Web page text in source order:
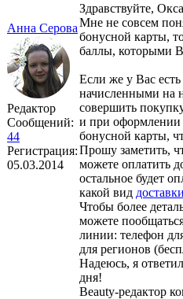
Анна Серова
Редактор
Сообщений:
44
Регистрация:
05.03.2014
Здравствуйте,
Мне не совсем
бонусной карты,
баллы, которыми
Если же у Вас есть
начисленными на
совершить
и при оформлении
бонусной карты,
Прошу заметить,
можете оплатить
остальное будет
какой вид
Чтобы более
можете
линии: телефон
для регионов
Надеюсь, я
дня!
Beauty-редактор